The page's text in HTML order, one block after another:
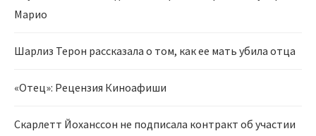
Марио
Шарлиз Терон рассказала о том, как ее мать убила отца
«Отец»: Рецензия Киноафиши
Скарлетт Йоханссон не подписала контракт об участии